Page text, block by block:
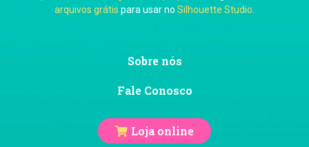
Ju Mirthes
arquivos grátis para usar no Silhouette Studio
Sobre nós
Fale Conosco
Loja online